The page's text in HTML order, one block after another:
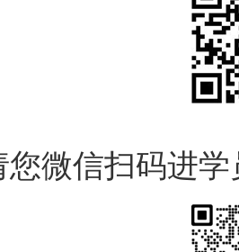
您微信扫码进